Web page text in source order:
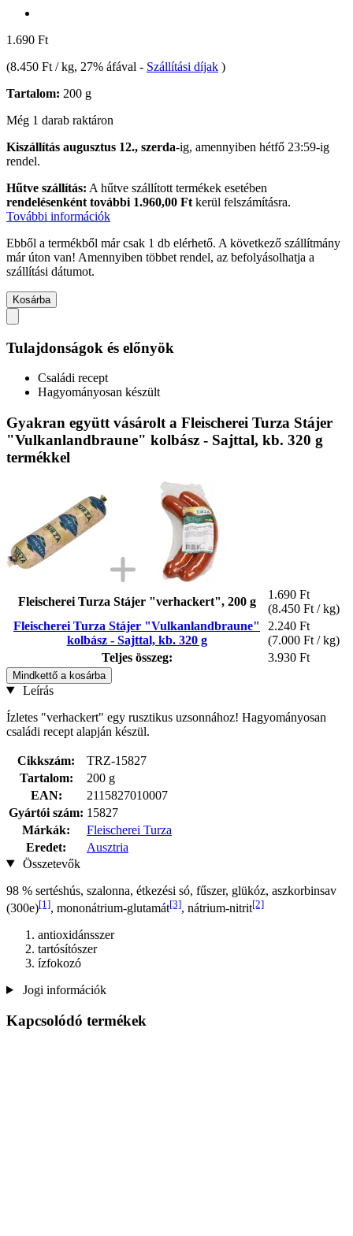
1.690 Ft
(8.450 Ft / kg, 27% áfával - Szállítási díjak )
Tartalom: 200 g
Még 1 darab raktáron
Kiszállítás augusztus 12., szerda-ig, amennyiben hétfő 23:59-ig
rendel.
Hűtve szállítás: A hűtve szállított termékek esetében
rendelésenként további 1.960,00 Ft kerül felszámításra.
További információk
Ebből a termékből már csak 1 db elérhető. A következő szállítmány
már úton van! Amennyiben többet rendel, az befolyásolhatja a
szállítási dátumot.
Kosárba
Tulajdonságok és előnyök
Családi recept
Hagyományosan készült
Gyakran együtt vásárolt a Fleischerei Turza Stájer
"Vulkanlandbraune" kolbász - Sajttal, kb. 320 g
termékkel
Fleischerei Turza Stájer "verhackert", 200 g
1.690 Ft
(8.450 Ft / kg)
Fleischerei Turza Stájer "Vulkanlandbraune"
kolbász - Sajttal, kb. 320 g
2.240 Ft
(7.000 Ft / kg)
Teljes összeg:
3.930 Ft
Mindkettő a kosárba
Leírás
Ízletes "verhackert" egy rusztikus uzsonnához! Hagyományosan
családi recept alapján készül.
Cikkszám:
TRZ-15827
Tartalom:
200 g
EAN:
2115827010007
Gyártói szám: 15827
Márkák:
Fleischerei Turza
Eredet:
Ausztria
Összetevők
98 % sertéshús, szalonna, étkezési só, fűszer, glükóz, aszkorbinsav
(300e)[1], mononátrium-glutamát[3], nátrium-nitrit[2]
antioxidánsszer
tartósítószer
ízfokozó
Jogi információk
Kapcsolódó termékek